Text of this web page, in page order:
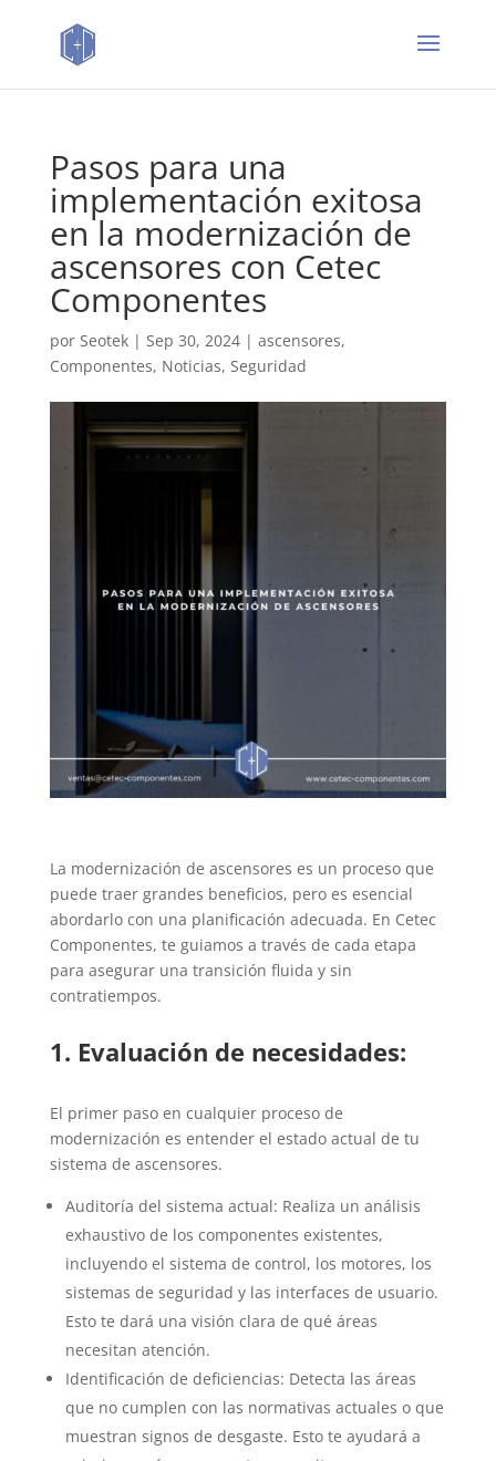
Pasos para una
implementación exitosa
en la modernización de
ascensores con Cetec
Componentes
por Seotek| Sep 30, 2024| ascensores,
Componentes, Noticias, Seguridad
La modernización de ascensores es un proceso que
puede traer grandes beneficios, pero es esencial
abordarlo con una planificación adecuada. En Cetec
Componentes, te guiamos a través de cada etapa
para asegurar una transición fluida y sin
contratiempos.
1. Evaluación de necesidades:
El primer paso en cualquier proceso de
modernización es entender el estado actual de tu
sistema de ascensores.
Auditoría del sistema actual: Realiza un análisis
exhaustivo de los componentes existentes,
incluyendo el sistema de control, los motores, los
sistemas de seguridad y las interfaces de usuario.
Esto te dará una visión clara de qué áreas
necesitan atención.
Identificación de deficiencias: Detecta las áreas
que no cumplen con las normativas actuales o que
muestran signos de desgaste. Esto te ayudará a